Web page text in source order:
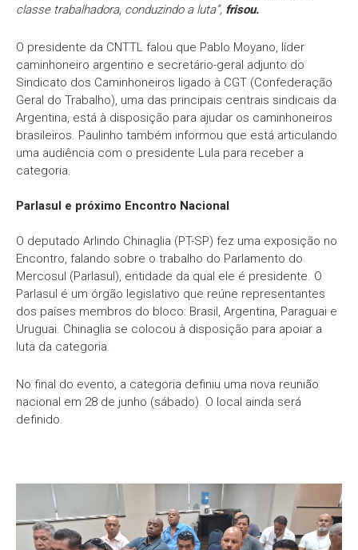
classe trabalhadora, conduzindo a luta”, frisou.
O presidente da CNTTL falou que Pablo Moyano, líder
caminhoneiro argentino e secretário-geral adjunto do
Sindicato dos Caminhoneiros ligado à CGT (Confederação
Geral do Trabalho), uma das principais centrais sindicais da
Argentina, está à disposição para ajudar os caminhoneiros
brasileiros. Paulinho também informou que está articulando
uma audiência com o presidente Lula para receber a
categoria.
Parlasul e próximo Encontro Nacional
O deputado Arlindo Chinaglia (PT-SP) fez uma exposição no
Encontro, falando sobre o trabalho do Parlamento do
Mercosul (Parlasul), entidade da qual ele é presidente. O
Parlasul é um órgão legislativo que reúne representantes
dos países membros do bloco: Brasil, Argentina, Paraguai e
Uruguai. Chinaglia se colocou à disposição para apoiar a
luta da categoria.
No final do evento, a categoria definiu uma nova reunião
nacional em 28 de junho (sábado). O local ainda será
definido.